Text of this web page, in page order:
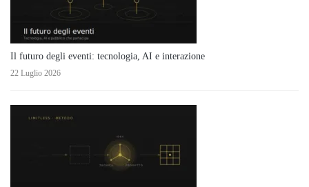
Il futuro degli eventi: tecnologia, AI e interazione
22 Luglio 2026